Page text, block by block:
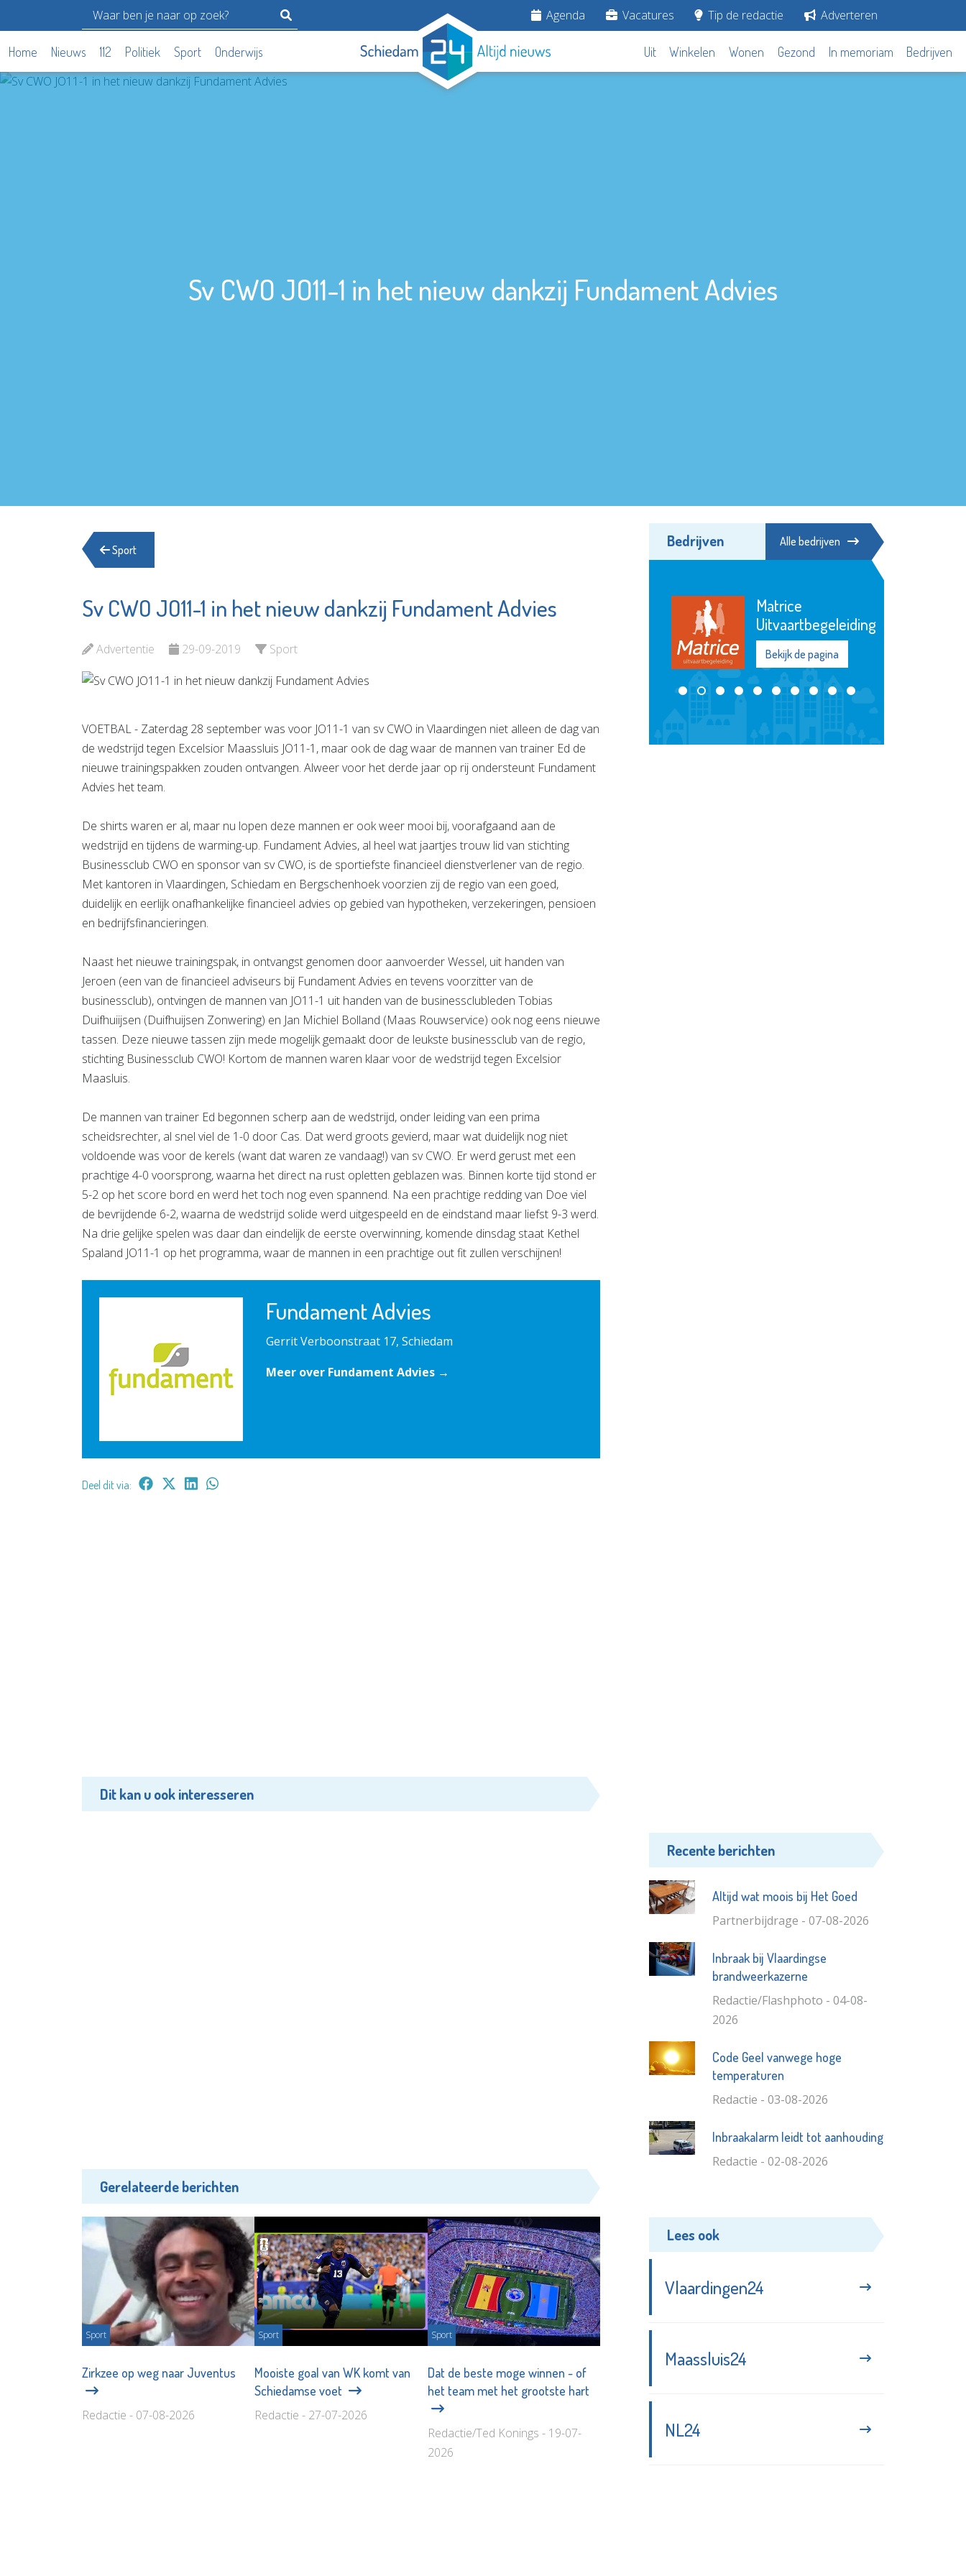
Agenda Vacatures Tip de redactie Adverteren
Home Nieuws 112 Politiek Sport Onderwijs Uit Winkelen Wonen Gezond In memoriam Bedrijven
Sv CWO JO11-1 in het nieuw dankzij Fundament Advies
Sport
Sv CWO JO11-1 in het nieuw dankzij Fundament Advies
Advertentie 29-09-2019 Sport
VOETBAL - Zaterdag 28 september was voor JO11-1 van sv CWO in Vlaardingen niet alleen de dag van
de wedstrijd tegen Excelsior Maassluis JO11-1, maar ook de dag waar de mannen van trainer Ed de
nieuwe trainingspakken zouden ontvangen. Alweer voor het derde jaar op rij ondersteunt Fundament
Advies het team.
De shirts waren er al, maar nu lopen deze mannen er ook weer mooi bij, voorafgaand aan de
wedstrijd en tijdens de warming-up. Fundament Advies, al heel wat jaartjes trouw lid van stichting
Businessclub CWO en sponsor van sv CWO, is de sportiefste financieel dienstverlener van de regio.
Met kantoren in Vlaardingen, Schiedam en Bergschenhoek voorzien zij de regio van een goed,
duidelijk en eerlijk onafhankelijke financieel advies op gebied van hypotheken, verzekeringen, pensioen
en bedrijfsfinancieringen.
Naast het nieuwe trainingspak, in ontvangst genomen door aanvoerder Wessel, uit handen van
Jeroen (een van de financieel adviseurs bij Fundament Advies en tevens voorzitter van de
businessclub), ontvingen de mannen van JO11-1 uit handen van de businessclubleden Tobias
Duifhuiijsen (Duifhuijsen Zonwering) en Jan Michiel Bolland (Maas Rouwservice) ook nog eens nieuwe
tassen. Deze nieuwe tassen zijn mede mogelijk gemaakt door de leukste businessclub van de regio,
stichting Businessclub CWO! Kortom de mannen waren klaar voor de wedstrijd tegen Excelsior
Maasluis.
De mannen van trainer Ed begonnen scherp aan de wedstrijd, onder leiding van een prima
scheidsrechter, al snel viel de 1-0 door Cas. Dat werd groots gevierd, maar wat duidelijk nog niet
voldoende was voor de kerels (want dat waren ze vandaag!) van sv CWO. Er werd gerust met een
prachtige 4-0 voorsprong, waarna het direct na rust opletten geblazen was. Binnen korte tijd stond er
5-2 op het score bord en werd het toch nog even spannend. Na een prachtige redding van Doe viel
de bevrijdende 6-2, waarna de wedstrijd solide werd uitgespeeld en de eindstand maar liefst 9-3 werd.
Na drie gelijke spelen was daar dan eindelijk de eerste overwinning, komende dinsdag staat Kethel
Spaland JO11-1 op het programma, waar de mannen in een prachtige out fit zullen verschijnen!
Fundament Advies
Gerrit Verboonstraat 17, Schiedam
Meer over Fundament Advies →
Deel dit via:
Dit kan u ook interesseren
Gerelateerde berichten
Sport
Zirkzee op weg naar Juventus
Redactie - 07-08-2026
Sport
Mooiste goal van WK komt van
Schiedamse voet
Redactie - 27-07-2026
Sport
Dat de beste moge winnen - of
het team met het grootste hart
Redactie/Ted Konings - 19-07-
2026
Bedrijven Alle bedrijven
Lentiz Life
Bekijk de pagina
MAES notarissen
Bekijk de pagina
Argos Zorggroep
Matrice
Uitvaartbegeleiding
Bekijk de pagina
Recente berichten
Altijd wat moois bij Het Goed
Partnerbijdrage - 07-08-2026
Inbraak bij Vlaardingse
brandweerkazerne
Redactie/Flashphoto - 04-08-
2026
Code Geel vanwege hoge
temperaturen
Redactie - 03-08-2026
Inbraakalarm leidt tot aanhouding
Redactie - 02-08-2026
Lees ook
Vlaardingen24
Maassluis24
NL24